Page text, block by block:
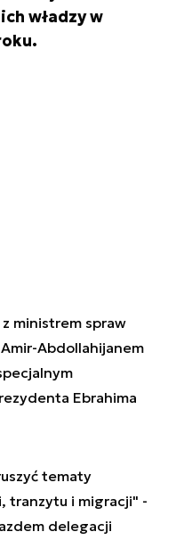
władzy w
ministrem spraw
Abdollahijanem
Ebrahima
tematy
tranzytu i migracji" -
delegacji